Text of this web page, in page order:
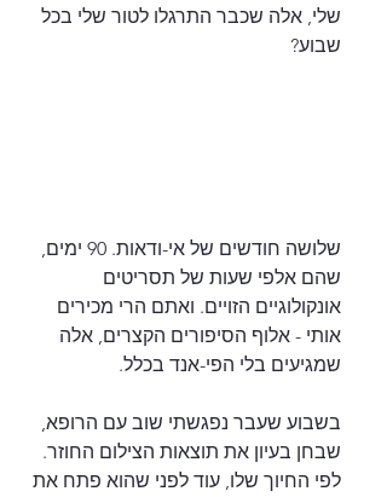
שלי, אלה שכבר התרגלו לטור שלי בכל
שבוע?
שלושה חודשים של אי-ודאות. 90 ימים,
שהם אלפי שעות של תסריטים
אונקולוגיים הזויים. ואתם הרי מכירים
אותי - אלוף הסיפורים הקצרים, אלה
שמגיעים בלי הפי-אנד בכלל.
בשבוע שעבר נפגשתי שוב עם הרופא,
שבחן בעיון את תוצאות הצילום החוזר.
לפי החיוך שלו, עוד לפני שהוא פתח את